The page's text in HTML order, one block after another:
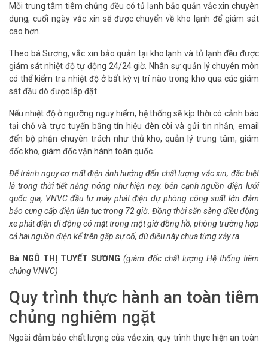
Mỗi trung tâm tiêm chủng đều có tủ lạnh bảo quản vắc xin chuyên
dụng, cuối ngày vắc xin sẽ được chuyển về kho lạnh để giám sát
cao hơn.
Theo bà Sương, vắc xin bảo quản tại kho lạnh và tủ lạnh đều được
giám sát nhiệt độ tự động 24/24 giờ. Nhân sự quản lý chuyên môn
có thể kiểm tra nhiệt độ ở bất kỳ vị trí nào trong kho qua các giám
sát đầu dò được lắp đặt.
Nếu nhiệt độ ở ngưỡng nguy hiểm, hệ thống sẽ kịp thời có cảnh báo
tại chỗ và trực tuyến bằng tín hiệu đèn còi và gửi tin nhắn, email
đến bộ phận chuyên trách như thủ kho, quản lý trung tâm, giám
đốc kho, giám đốc vận hành toàn quốc.
Để tránh nguy cơ mất điện ảnh hưởng đến chất lượng vắc xin, đặc biệt
là trong thời tiết nắng nóng như hiện nay, bên cạnh nguồn điện lưới
quốc gia, VNVC đầu tư máy phát điện dự phòng công suất lớn đảm
bảo cung cấp điện liên tục trong 72 giờ. Đồng thời sẵn sàng điều động
xe phát điện di động có mặt trong một giờ đồng hồ, phòng trường hợp
cả hai nguồn điện kể trên gặp sự cố, dù điều này chưa từng xảy ra.
Bà NGÔ THỊ TUYẾT SƯƠNG (giám đốc chất lượng Hệ thống tiêm
chủng VNVC)
Quy trình thực hành an toàn tiêm
chủng nghiêm ngặt
Ngoài đảm bảo chất lượng của vắc xin, quy trình thực hiện an toàn